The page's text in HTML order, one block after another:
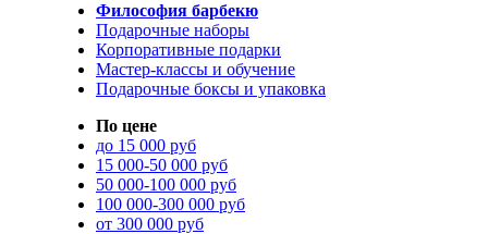
Философия барбекю
Подарочные наборы
Корпоративные подарки
Мастер-классы и обучение
Подарочные боксы и упаковка
По цене
до 15 000 руб
15 000-50 000 руб
50 000-100 000 руб
100 000-300 000 руб
от 300 000 руб